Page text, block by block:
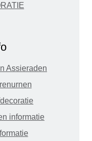
Assieraden
informatie